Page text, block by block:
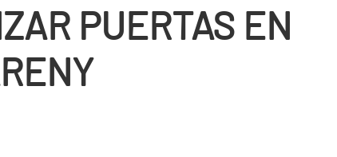
PUERTAS EN